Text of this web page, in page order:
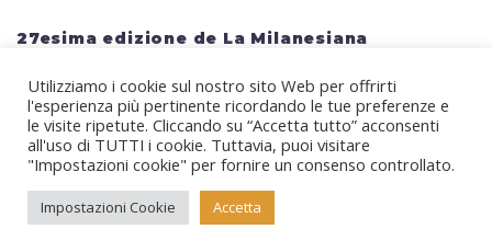
27esima edizione de La Milanesiana
HELLWATT FESTIVAL: una lineup gigantesca
per il festival estivo TRAVIS SCOTT, KANYE
WEST, SWEDISH HOUSE MAFIA, MARTIN
Utilizziamo i cookie sul nostro sito Web per offrirti
l'esperienza più pertinente ricordando le tue preferenze e
le visite ripetute. Cliccando su “Accetta tutto” acconsenti
all'uso di TUTTI i cookie. Tuttavia, puoi visitare
"Impostazioni cookie" per fornire un consenso controllato.
Impostazioni Cookie Accetta